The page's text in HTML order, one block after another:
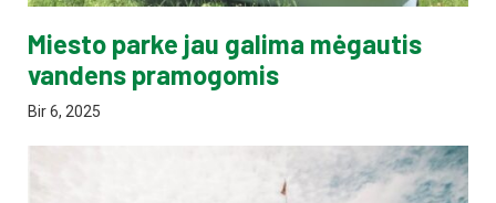
Miesto parke jau galima mėgautis
vandens pramogomis
Bir 6, 2025